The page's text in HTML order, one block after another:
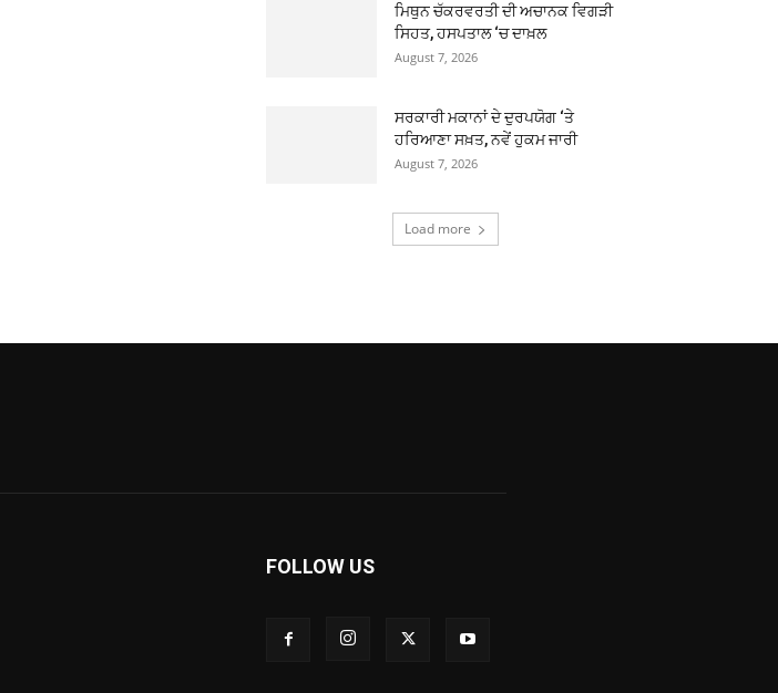
ਮਿਥੁਨ ਚੱਕਰਵਰਤੀ ਦੀ ਅਚਾਨਕ ਵਿਗੜੀ
ਸਿਹਤ, ਹਸਪਤਾਲ ‘ਚ ਦਾਖ਼ਲ
August 7, 2026
ਸਰਕਾਰੀ ਮਕਾਨਾਂ ਦੇ ਦੁਰਪਯੋਗ ‘ਤੇ
ਹਰਿਆਣਾ ਸਖ਼ਤ, ਨਵੇਂ ਹੁਕਮ ਜਾਰੀ
August 7, 2026
Load more
FOLLOW US